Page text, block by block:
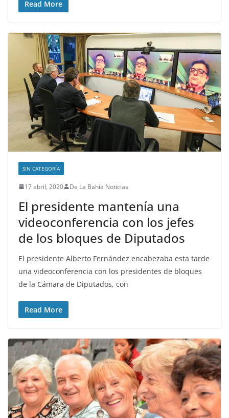
Read More
SIN CATEGORÍA
17 abril, 2020 De La Bahía Noticias
El presidente mantenía una
videoconferencia con los jefes
de los bloques de Diputados
El presidente Alberto Fernández encabezaba esta tarde
una videoconferencia con los presidentes de bloques
de la Cámara de Diputados, con
Read More